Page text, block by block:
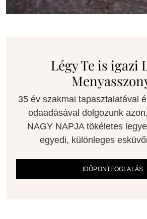
Légy Te is igazi
35 év szakmai tapasztalatával
odaadásával dolgozunk
NAGY NAPJA tökéletes
egyedi, különleges
IDŐPONTFOGLALÁS